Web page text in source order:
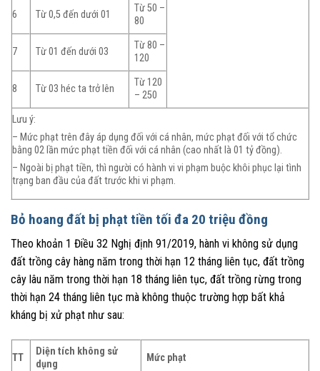
6 Từ 0,5 đến dưới 01
Từ 50 –
80
7 Từ 01 đến dưới 03
Từ 80 –
120
8 Từ 03 héc ta trở lên
Từ 120
– 250
Lưu ý:
– Mức phạt trên đây áp dụng đối với cá nhân, mức phạt đối với tổ chức
bằng 02 lần mức phạt tiền đối với cá nhân (cao nhất là 01 tỷ đồng).
– Ngoài bị phạt tiền, thì người có hành vi vi phạm buộc khôi phục lại tình
trạng ban đầu của đất trước khi vi phạm.
Bỏ hoang đất bị phạt tiền tối đa 20 triệu đồng
Theo khoản 1 Điều 32 Nghị định 91/2019, hành vi không sử dụng
đất trồng cây hàng năm trong thời hạn 12 tháng liên tục, đất trồng
cây lâu năm trong thời hạn 18 tháng liên tục, đất trồng rừng trong
thời hạn 24 tháng liên tục mà không thuộc trường hợp bất khả
kháng bị xử phạt như sau:
TT
Diện tích không sử
dụng
Mức phạt